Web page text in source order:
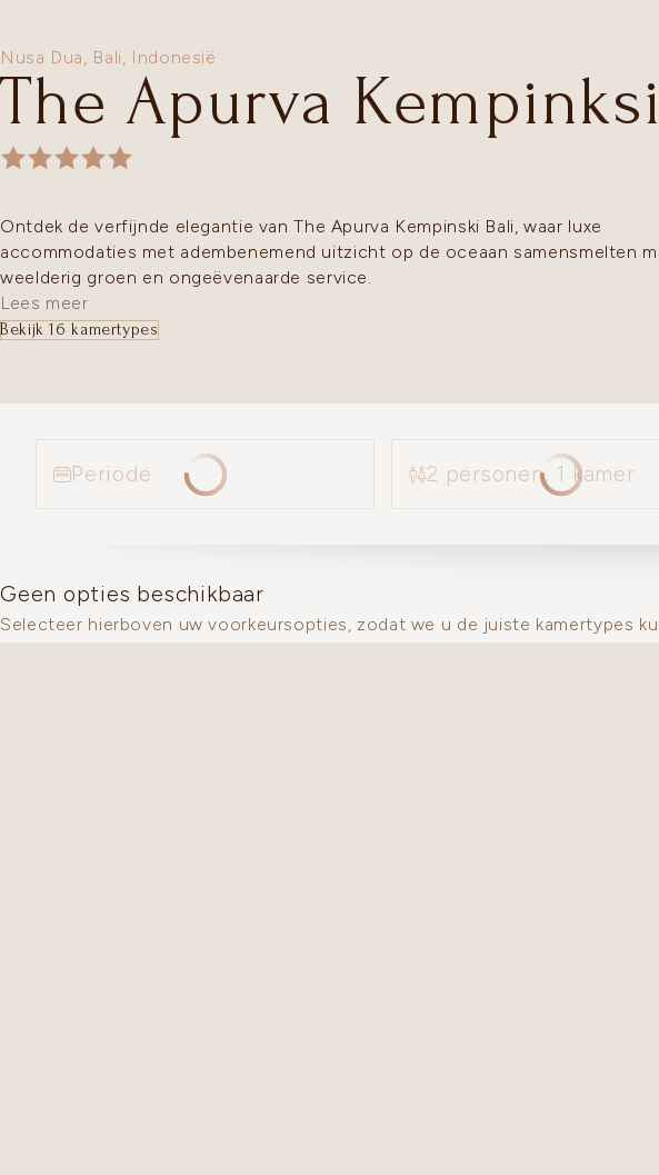
Nusa Dua, Bali, Indonesië
The Apurva Kempinksi
Ontdek de verfijnde elegantie van The Apurva Kempinski Bali, waar luxe
accommodaties met adembenemend uitzicht op de oceaan samensmelten
weelderig groen en ongeëvenaarde service.
Lees meer
Bekijk 16 kamertypes
Periode 2 personen, 1 kamer
Geen opties beschikbaar
Selecteer hierboven uw voorkeursopties, zodat we u de juiste kamertypes